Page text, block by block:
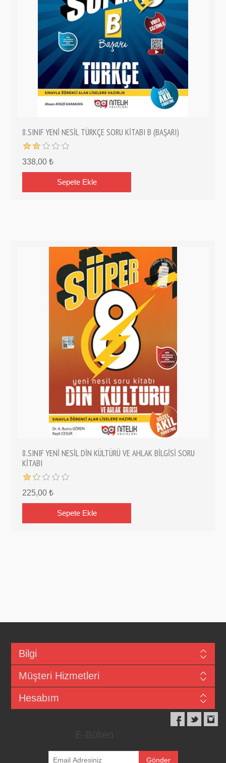
8.SINIF YENİ NESİL TÜRKÇE SORU KİTABI B (BAŞARI)
338,00 ₺
8.SINIF YENİ NESİL DİN KÜLTÜRÜ VE AHLAK BİLGİSİ SORU
KİTABI
225,00 ₺
Bilgi
Müşteri Hizmetleri
Hesabım